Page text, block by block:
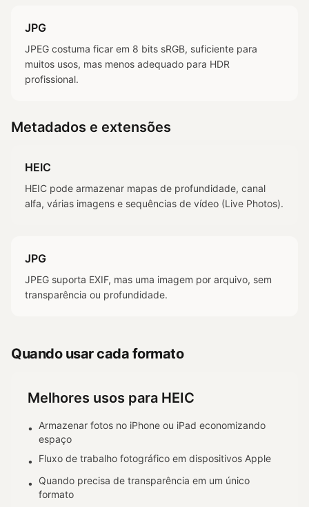
JPG
JPEG costuma ficar em 8 bits sRGB, suficiente para
muitos usos, mas menos adequado para HDR
profissional.
Metadados e extensões
HEIC
HEIC pode armazenar mapas de profundidade, canal
alfa, várias imagens e sequências de vídeo (Live Photos).
JPG
JPEG suporta EXIF, mas uma imagem por arquivo, sem
transparência ou profundidade.
Quando usar cada formato
Melhores usos para HEIC
•
Armazenar fotos no iPhone ou iPad economizando
espaço
•
Fluxo de trabalho fotográfico em dispositivos Apple
•
Quando precisa de transparência em um único
formato